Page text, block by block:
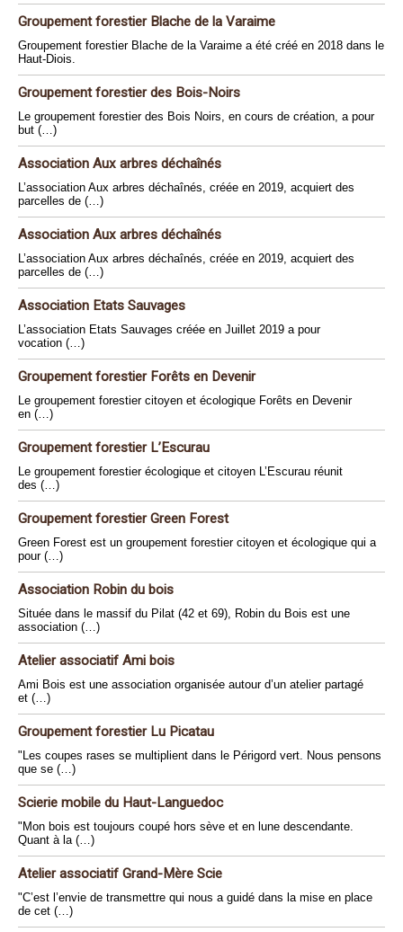
Groupement forestier Blache de la Varaime
Groupement forestier Blache de la Varaime a été créé en 2018 dans le
Haut-Diois.
Groupement forestier des Bois-Noirs
Le groupement forestier des Bois Noirs, en cours de création, a pour
but (…)
Association Aux arbres déchaînés
L’association Aux arbres déchaînés, créée en 2019, acquiert des
parcelles de (…)
Association Aux arbres déchaînés
L’association Aux arbres déchaînés, créée en 2019, acquiert des
parcelles de (…)
Association Etats Sauvages
L’association Etats Sauvages créée en Juillet 2019 a pour
vocation (…)
Groupement forestier Forêts en Devenir
Le groupement forestier citoyen et écologique Forêts en Devenir
en (…)
Groupement forestier L’Escurau
Le groupement forestier écologique et citoyen L’Escurau réunit
des (…)
Groupement forestier Green Forest
Green Forest est un groupement forestier citoyen et écologique qui a
pour (…)
Association Robin du bois
Située dans le massif du Pilat (42 et 69), Robin du Bois est une
association (…)
Atelier associatif Ami bois
Ami Bois est une association organisée autour d’un atelier partagé
et (…)
Groupement forestier Lu Picatau
"Les coupes rases se multiplient dans le Périgord vert. Nous pensons
que se (…)
Scierie mobile du Haut-Languedoc
"Mon bois est toujours coupé hors sève et en lune descendante.
Quant à la (…)
Atelier associatif Grand-Mère Scie
"C’est l’envie de transmettre qui nous a guidé dans la mise en place
de cet (…)